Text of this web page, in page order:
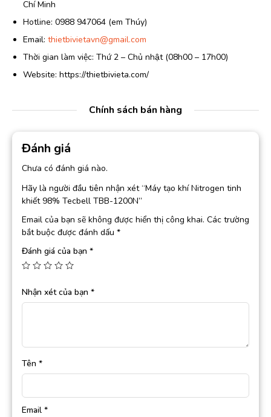
Chí Minh
Hotline: 0988 947064 (em Thúy)
Email: thietbivietavn@gmail.com
Thời gian làm việc: Thứ 2 – Chủ nhật (08h00 – 17h00)
Website: https://thietbivieta.com/
Chính sách bán hàng
Đánh giá
Chưa có đánh giá nào.
Hãy là người đầu tiên nhận xét “Máy tạo khí Nitrogen tinh
khiết 98% Tecbell TBB-1200N”
Email của bạn sẽ không được hiển thị công khai. Các trường
bắt buộc được đánh dấu *
Đánh giá của bạn *
Nhận xét của bạn *
Tên *
Email *